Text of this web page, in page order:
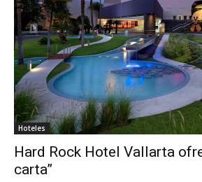
Hoteles
Hard Rock Hotel Vallarta
carta”